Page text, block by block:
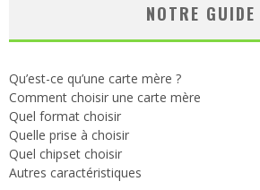
NOTRE GUIDE
Qu’est-ce qu’une carte mère ?
Comment choisir une carte mère
Quel format choisir
Quelle prise à choisir
Quel chipset choisir
Autres caractéristiques